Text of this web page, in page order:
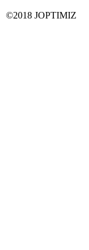
©2018 JOPTIMIZ